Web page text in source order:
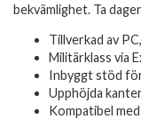
bekvämlighet. Ta
Tillverkad av
Militärklass via
Inbyggt stöd
Upphöjda
Kompatibel